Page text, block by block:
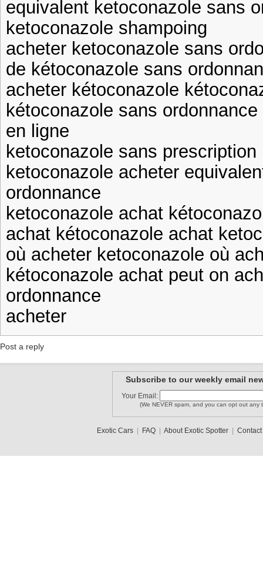
equivalent ketoconazole sans
ketoconazole shampoing
acheter ketoconazole sans
de kétoconazole sans
acheter kétoconazole
kétoconazole sans
en ligne
ketoconazole sans
ketoconazole acheter
ordonnance
ketoconazole achat
achat kétoconazole achat
où acheter ketoconazole où
kétoconazole achat peut on
ordonnance
acheter
Post a reply
Subscribe to our weekly email
Your Email:
(We NEVER spam, and you can opt out any
Exotic Cars| FAQ| About Exotic Spotter| Contact